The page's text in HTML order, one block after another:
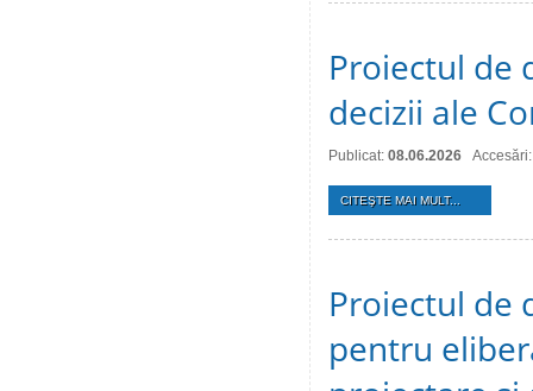
Proiectul de
decizii ale
Publicat: 08.06.2026
CITEŞTE MAI MULT...
Proiectul de
pentru